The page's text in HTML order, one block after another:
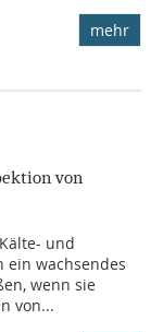
mehr
von
und
ein wachsendes
wenn sie
von...